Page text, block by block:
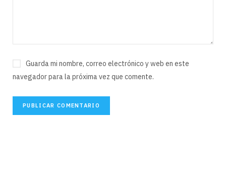
Guarda mi nombre, correo electrónico y web en este
navegador para la próxima vez que comente.